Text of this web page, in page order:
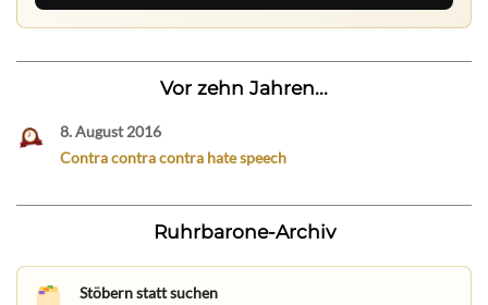
Vor zehn Jahren...
8. August 2016
Contra contra contra hate speech
Ruhrbarone-Archiv
Stöbern statt suchen